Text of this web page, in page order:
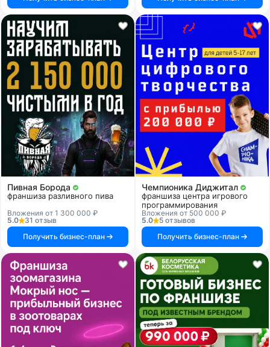
Пивная Борода
франшиза разливного пива
Вложения от 1 300 000 ₽
5.0
31 отзыв
Получить бизнес-план
Чемпионика Диджитал
франшиза центра игрового
программирования
Вложения от 500 000 ₽
5.0
5 отзывов
Получить бизнес-план